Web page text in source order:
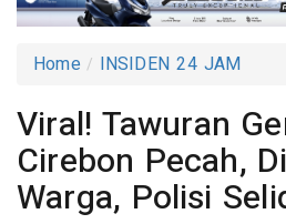
Home INSIDEN 24 JAM
Viral! Tawuran
Cirebon Pecah,
Warga, Polisi